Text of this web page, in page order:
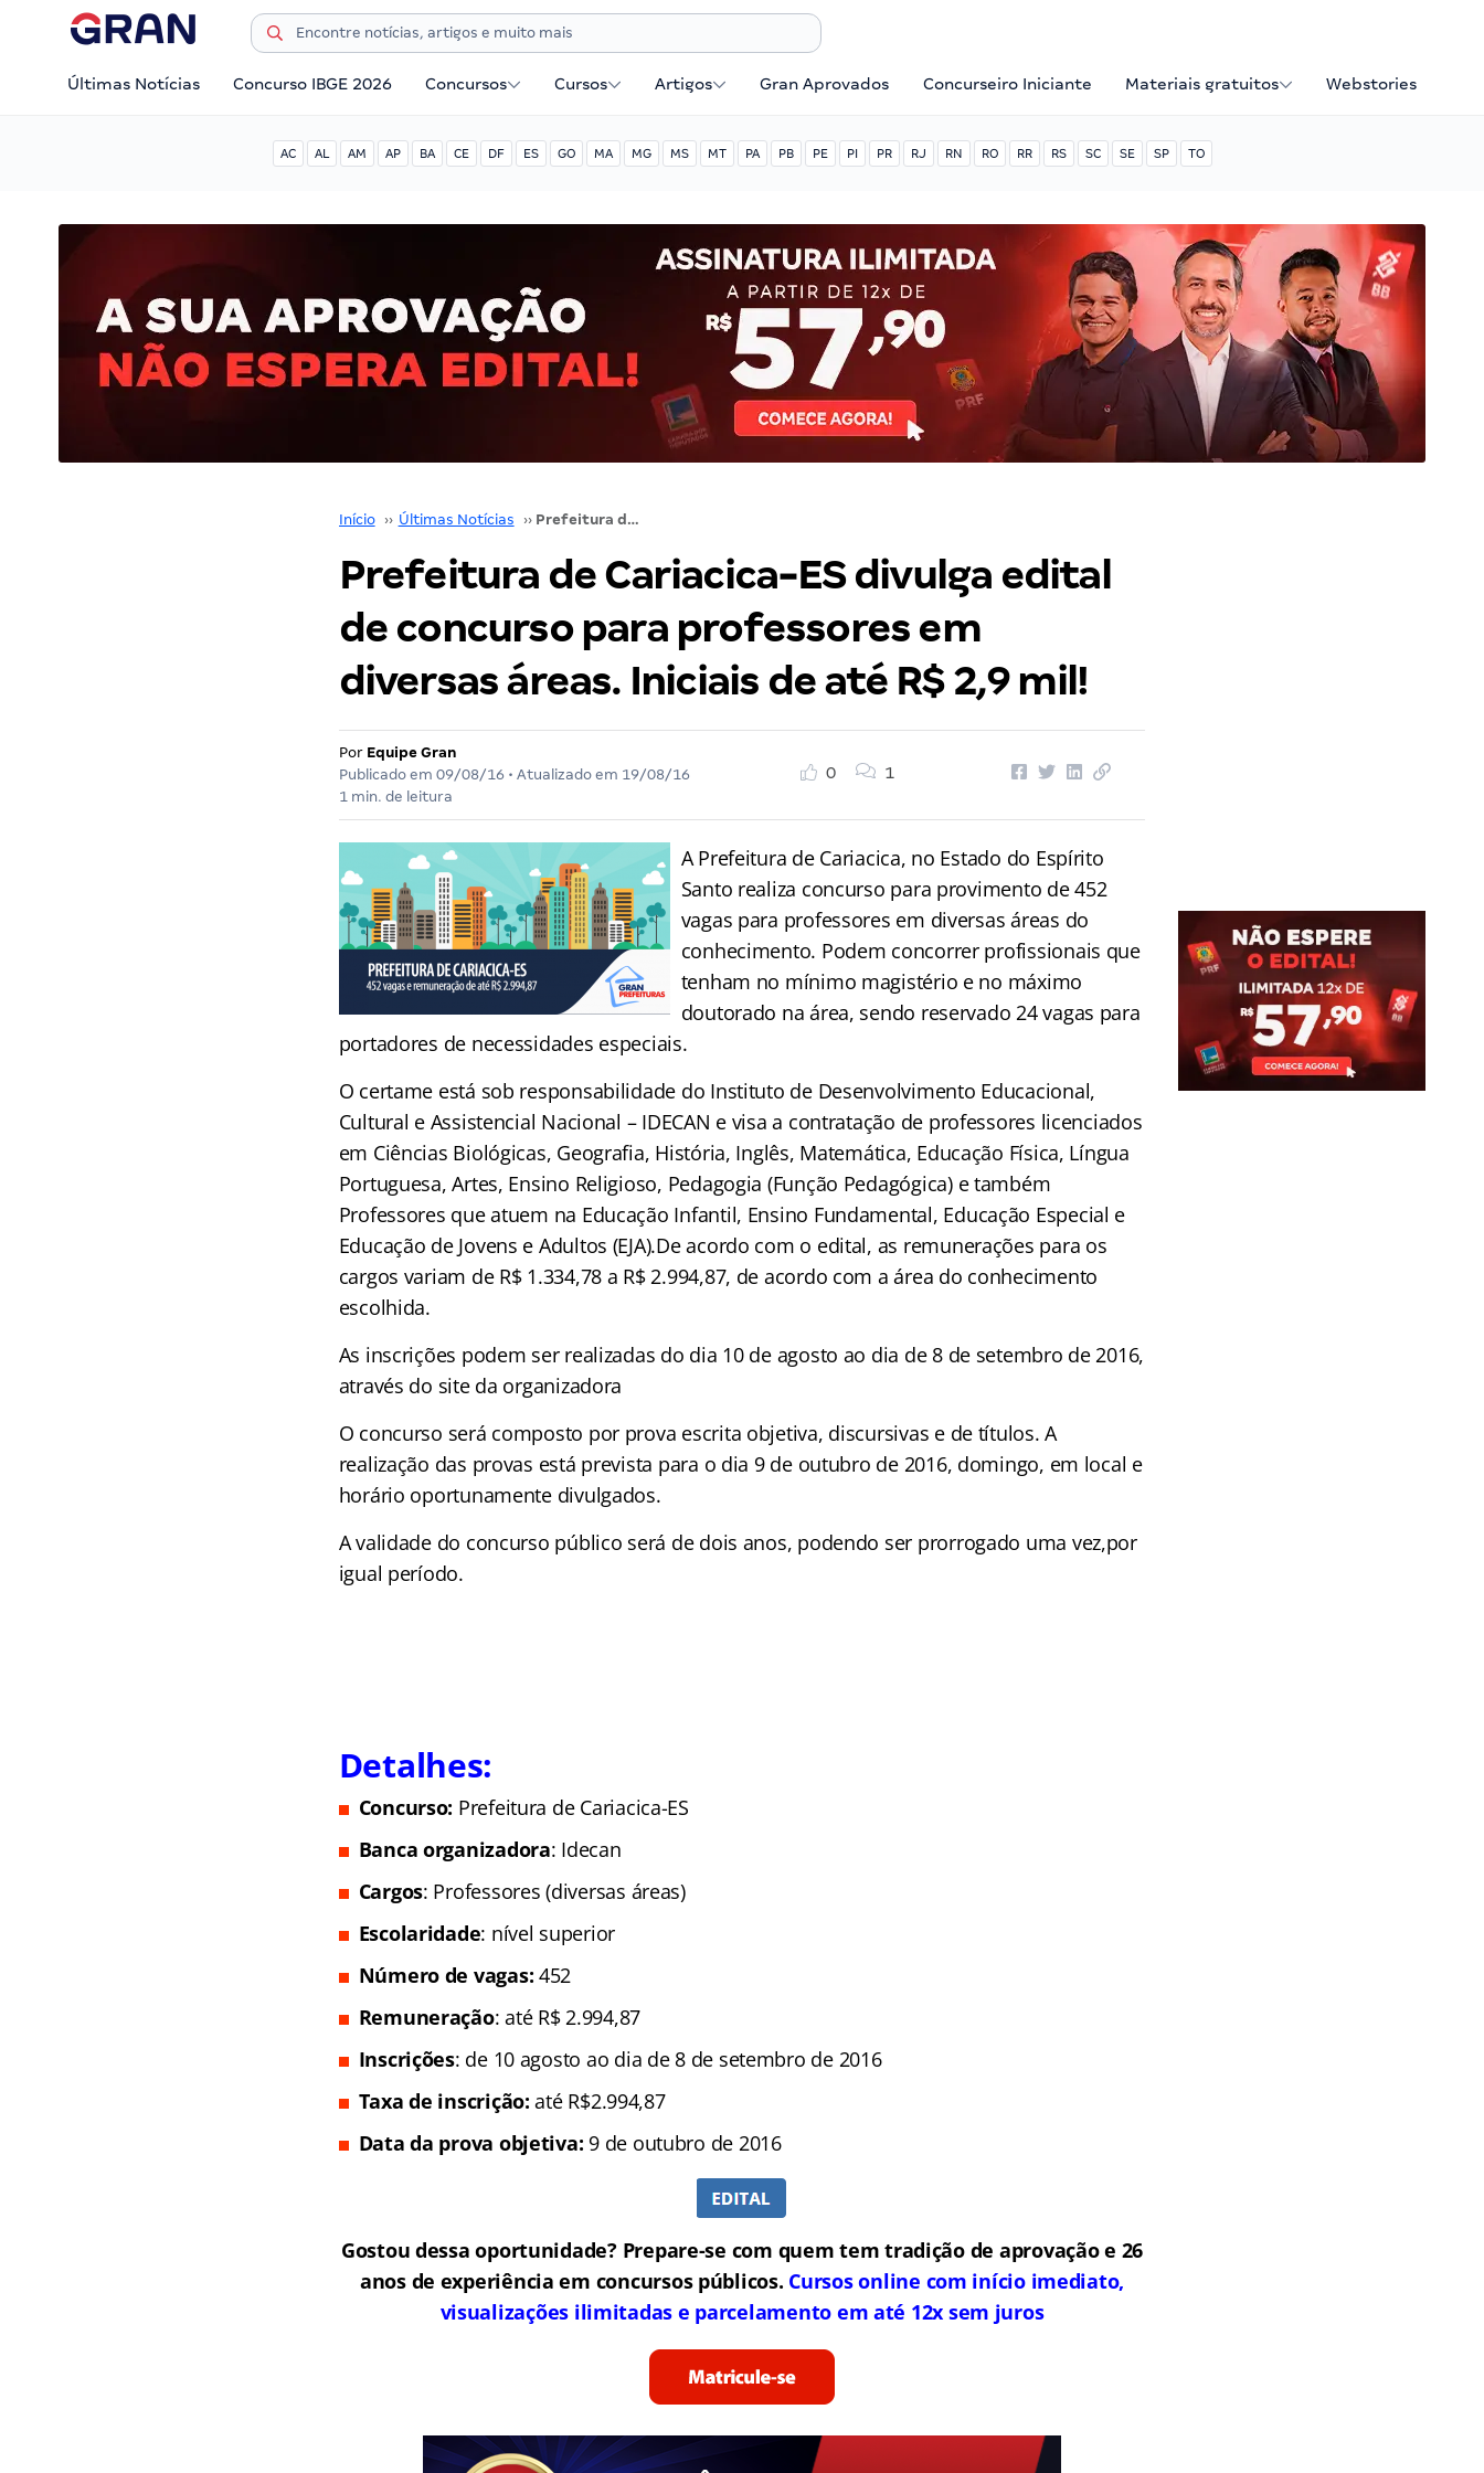
Últimas Notícias Concurso IBGE 2026 Concursos Cursos Artigos Gran Aprovados Concurseiro Iniciante Materiais gratuitos Webstories
AC AL AM AP BA CE DF ES GO MA MG MS MT PA PB PE PI PR RJ RN RO RR RS SC SE SP TO
Início ›› Últimas Notícias ›› Prefeitura de Cariacica-ES divulga edital de concurso para professores em diversas áreas. Iniciais de até R$ 2,9 mil!
Prefeitura de Cariacica-ES divulga edital
de concurso para professores em
diversas áreas. Iniciais de até R$ 2,9 mil!
Por Equipe Gran
Publicado em 09/08/16 • Atualizado em 19/08/16
1 min. de leitura
0 1
A Prefeitura de Cariacica, no Estado do Espírito
Santo realiza concurso para provimento de 452
vagas para professores em diversas áreas do
conhecimento. Podem concorrer profissionais que
tenham no mínimo magistério e no máximo
doutorado na área, sendo reservado 24 vagas para
portadores de necessidades especiais.
O certame está sob responsabilidade do Instituto de Desenvolvimento Educacional,
Cultural e Assistencial Nacional – IDECAN e visa a contratação de professores licenciados
em Ciências Biológicas, Geografia, História, Inglês, Matemática, Educação Física, Língua
Portuguesa, Artes, Ensino Religioso, Pedagogia (Função Pedagógica) e também
Professores que atuem na Educação Infantil, Ensino Fundamental, Educação Especial e
Educação de Jovens e Adultos (EJA).De acordo com o edital, as remunerações para os
cargos variam de R$ 1.334,78 a R$ 2.994,87, de acordo com a área do conhecimento
escolhida.
As inscrições podem ser realizadas do dia 10 de agosto ao dia de 8 de setembro de 2016,
através do site da organizadora
O concurso será composto por prova escrita objetiva, discursivas e de títulos. A
realização das provas está prevista para o dia 9 de outubro de 2016, domingo, em local e
horário oportunamente divulgados.
A validade do concurso público será de dois anos, podendo ser prorrogado uma vez,por
igual período.
Detalhes:
Concurso: Prefeitura de Cariacica-ES
Banca organizadora: Idecan
Cargos: Professores (diversas áreas)
Escolaridade: nível superior
Número de vagas:452
Remuneração: até R$ 2.994,87
Inscrições: de 10 agosto ao dia de 8 de setembro de 2016
Taxa de inscrição:até R$2.994,87
Data da prova objetiva: 9 de outubro de 2016
Gostou dessa oportunidade? Prepare-se com quem tem tradição de aprovação e 26
anos de experiência em concursos públicos. Cursos online com início imediato,
visualizações ilimitadas e parcelamento em até 12x sem juros